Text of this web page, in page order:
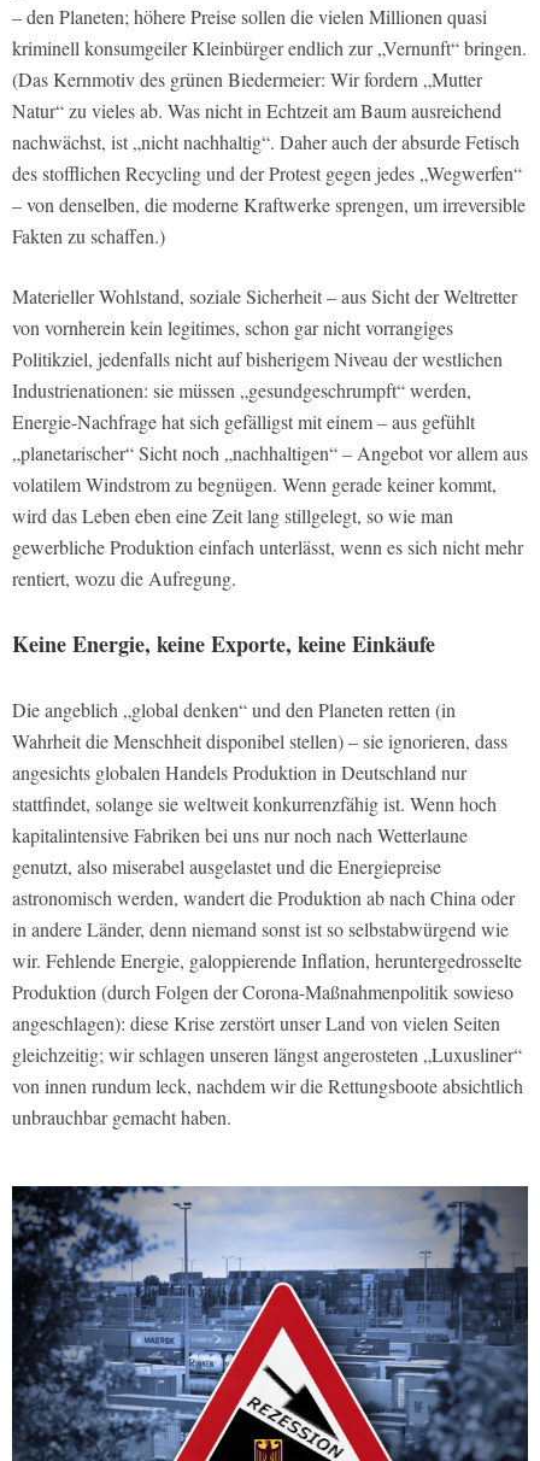
– den Planeten; höhere Preise sollen die vielen Millionen quasi
kriminell konsumgeiler Kleinbürger endlich zur „Vernunft“ bringen.
(Das Kernmotiv des grünen Biedermeier: Wir fordern „Mutter
Natur“ zu vieles ab. Was nicht in Echtzeit am Baum ausreichend
nachwächst, ist „nicht nachhaltig“. Daher auch der absurde Fetisch
des stofflichen Recycling und der Protest gegen jedes „Wegwerfen“
– von denselben, die moderne Kraftwerke sprengen, um irreversible
Fakten zu schaffen.)
Materieller Wohlstand, soziale Sicherheit – aus Sicht der Weltretter
von vornherein kein legitimes, schon gar nicht vorrangiges
Politikziel, jedenfalls nicht auf bisherigem Niveau der westlichen
Industrienationen: sie müssen „gesundgeschrumpft“ werden,
Energie-Nachfrage hat sich gefälligst mit einem – aus gefühlt
„planetarischer“ Sicht noch „nachhaltigen“ – Angebot vor allem aus
volatilem Windstrom zu begnügen. Wenn gerade keiner kommt,
wird das Leben eben eine Zeit lang stillgelegt, so wie man
gewerbliche Produktion einfach unterlässt, wenn es sich nicht mehr
rentiert, wozu die Aufregung.
Keine Energie, keine Exporte, keine Einkäufe
Die angeblich „global denken“ und den Planeten retten (in
Wahrheit die Menschheit disponibel stellen) – sie ignorieren, dass
angesichts globalen Handels Produktion in Deutschland nur
stattfindet, solange sie weltweit konkurrenzfähig ist. Wenn hoch
kapitalintensive Fabriken bei uns nur noch nach Wetterlaune
genutzt, also miserabel ausgelastet und die Energiepreise
astronomisch werden, wandert die Produktion ab nach China oder
in andere Länder, denn niemand sonst ist so selbstabwürgend wie
wir. Fehlende Energie, galoppierende Inflation, heruntergedrosselte
Produktion (durch Folgen der Corona-Maßnahmenpolitik sowieso
angeschlagen): diese Krise zerstört unser Land von vielen Seiten
gleichzeitig; wir schlagen unseren längst angerosteten „Luxusliner“
von innen rundum leck, nachdem wir die Rettungsboote absichtlich
unbrauchbar gemacht haben.